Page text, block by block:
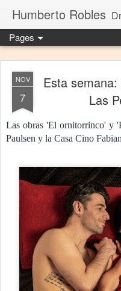
Humberto Robles
Pages
NOV
7
Esta
Las
Las obras 'El ornitorrinco' y
Paulsen y la Casa Cino